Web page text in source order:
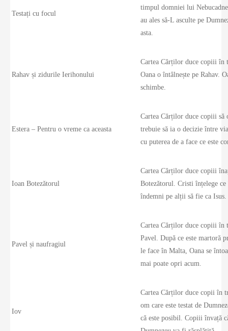
Testați cu focul
timpul domniei lui
au ales să-L asculte pe
asta.
Rahav și zidurile Ierihonului
Cartea Cărților duce copiii
Oana o întâlnește pe Rahav.
schimbe.
Estera – Pentru o vreme ca aceasta
Cartea Cărților duce copiii să
trebuie să ia o decizie între
cu puterea de a face ce este
Ioan Botezătorul
Cartea Cărților duce copiii
Botezătorul. Cristi înțelege ce
îndemni pe alții să fie ca Isus.
Pavel și naufragiul
Cartea Cărților duce copiii în
Pavel. După ce este martoră
le face în Malta, Oana se
mai poate opri acum.
Iov
Cartea Cărților duce copii în
om care este testat de
că este posibil. Copiii învață